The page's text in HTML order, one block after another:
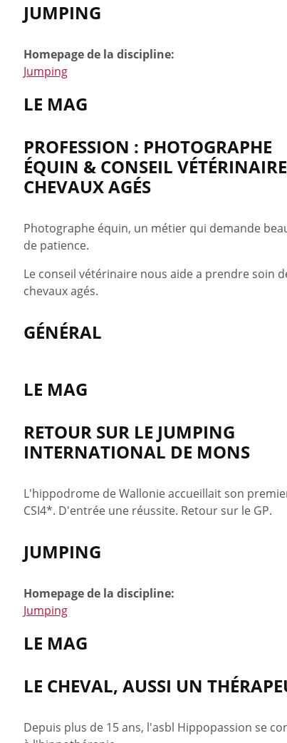
JUMPING
Homepage de la discipline:
Jumping
LE MAG
PROFESSION : PHOTOGRAPHE
ÉQUIN & CONSEIL
CHEVAUX AGÉS
Photographe équin, un métier qui demande
de patience.
Le conseil vétérinaire nous aide a prendre soin
chevaux agés.
GÉNÉRAL
LE MAG
RETOUR SUR LE JUMPING
INTERNATIONAL DE MONS
L'hippodrome de Wallonie accueillait son
CSI4*. D'entrée une réussite. Retour sur le GP.
JUMPING
Homepage de la discipline:
Jumping
LE MAG
LE CHEVAL, AUSSI UN
Depuis plus de 15 ans, l'asbl Hippopassion se